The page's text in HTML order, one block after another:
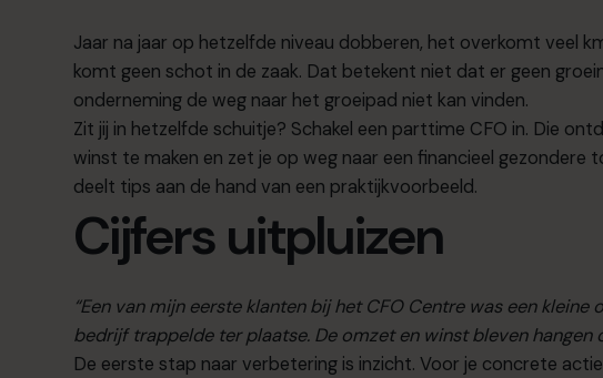
Jaar na jaar op hetzelfde niveau dobberen, het overkomt veel
komt geen schot in de zaak. Dat betekent niet dat er geen
onderneming de weg naar het groeipad niet kan vinden.
Zit jij in hetzelfde schuitje? Schakel een parttime CFO in. Die
winst te maken en zet je op weg naar een financieel gezondere
deelt tips aan de hand van een praktijkvoorbeeld.
Cijfers uitpluizen
“Een van mijn eerste klanten bij het CFO Centre was een
bedrijf trappelde ter plaatse. De omzet en winst bleven hangen
De eerste stap naar verbetering is inzicht. Voor je concrete